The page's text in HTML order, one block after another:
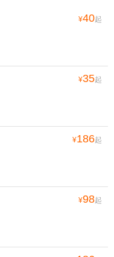
¥40起
¥35起
¥186起
¥98起